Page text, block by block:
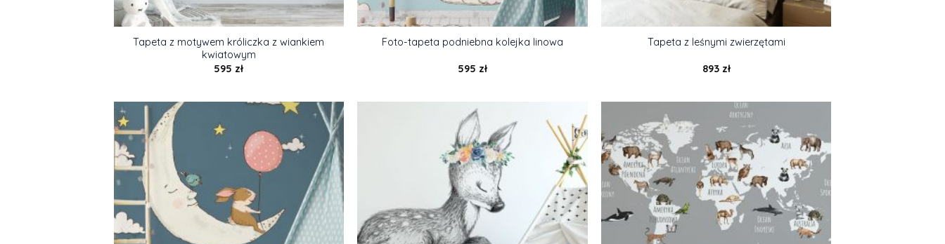
Tapeta z motywem króliczka z wiankiem
kwiatowym
595 zł
Foto-tapeta podniebna kolejka linowa
595 zł
Tapeta z leśnymi zwierzętami
893 zł